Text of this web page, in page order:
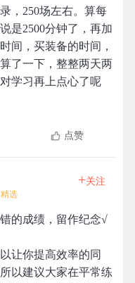
，250场左右。算每
是2500分钟了，再加
间，买装备的时间，
了一下，整整两天两
学习再上点心了呢
点赞
精选
+关注
的成绩，留作纪念√
让你提高效率的同
以建议大家在平常练